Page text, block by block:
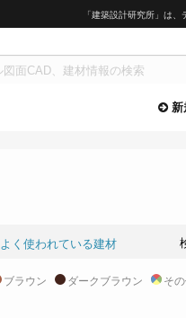
「建築設計研究所」は
新
よく使われている建材
ブラウン ダークブラウン
そ